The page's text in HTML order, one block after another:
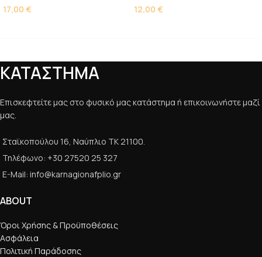
17,00 € 12,00 €
ΚΑΤΑΣΤΗΜΑ
Επισκεφτείτε μας στο φυσικό μας κατάστημα ή επικοινωνήστε μαζί
μας.
Σταϊκοπούλου 16, Ναύπλιο ΤΚ 21100.
Τηλέφωνο: +30 27520 25 327
E-Mail: info@karnagionafplio.gr
ABOUT
Όροι Χρήσης & Προϋποθέσεις
Ασφάλεια
Πολιτική Παράδοσης